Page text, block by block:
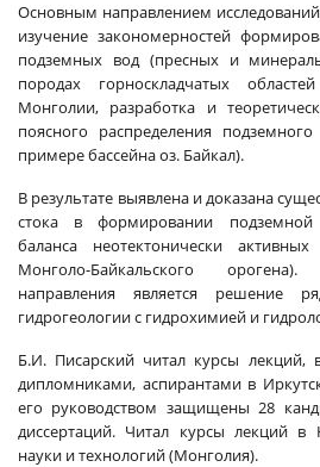
Основным направлением
изучение закономерностей
подземных вод (пресных и
породах горноскладчатых
Монголии, разработка и
поясного распределения
примере бассейна оз. Байкал).
В результате выявлена и доказана
стока в формировании подземной
баланса неотектонически
Монголо-Байкальского
направления является решение
гидрогеологии с гидрохимией и
Б.И. Писарский читал курсы лекций,
дипломниками, аспирантами в
его руководством защищены 28
диссертаций. Читал курсы лекций в
науки и технологий (Монголия).